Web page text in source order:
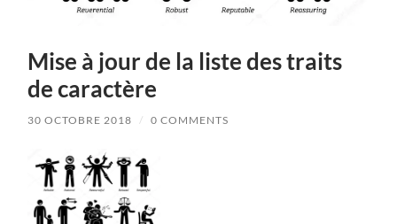
Mise à jour de la liste des traits
de caractère
30 OCTOBRE 2018 / 0 COMMENTS